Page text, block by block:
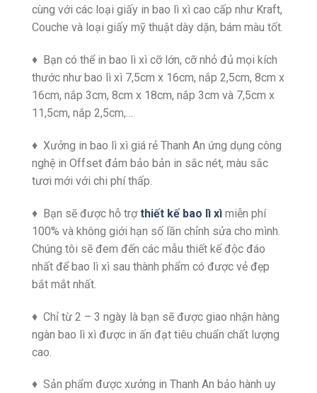
cùng với các loại giấy in bao lì xì cao cấp như Kraft,
Couche và loại giấy mỹ thuật dày dặn, bám màu tốt.
♦ Bạn có thể in bao lì xì cỡ lớn, cỡ nhỏ đủ mọi kích
thước như bao lì xì 7,5cm x 16cm, nắp 2,5cm, 8cm x
16cm, nắp 3cm, 8cm x 18cm, nắp 3cm và 7,5cm x
11,5cm, nắp 2,5cm,…
♦ Xưởng in bao lì xì giá rẻ Thanh An ứng dụng công
nghệ in Offset đảm bảo bản in sắc nét, màu sắc
tươi mới với chi phí thấp.
♦ Bạn sẽ được hỗ trợthiết kế bao lì xì miễn phí
100% và không giới hạn số lần chỉnh sửa cho mình.
Chúng tôi sẽ đem đến các mẫu thiết kế độc đáo
nhất để bao lì xì sau thành phẩm có được vẻ đẹp
bắt mắt nhất.
♦ Chỉ từ 2 – 3 ngày là bạn sẽ được giao nhận hàng
ngàn bao lì xì được in ấn đạt tiêu chuẩn chất lượng
cao.
♦ Sản phẩm được xưởng in Thanh An bảo hành uy